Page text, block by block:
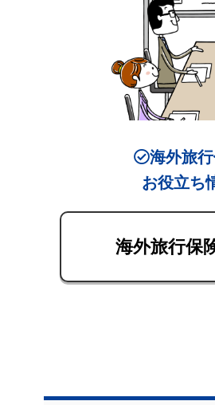
海外旅
お役立ち
海外旅行保